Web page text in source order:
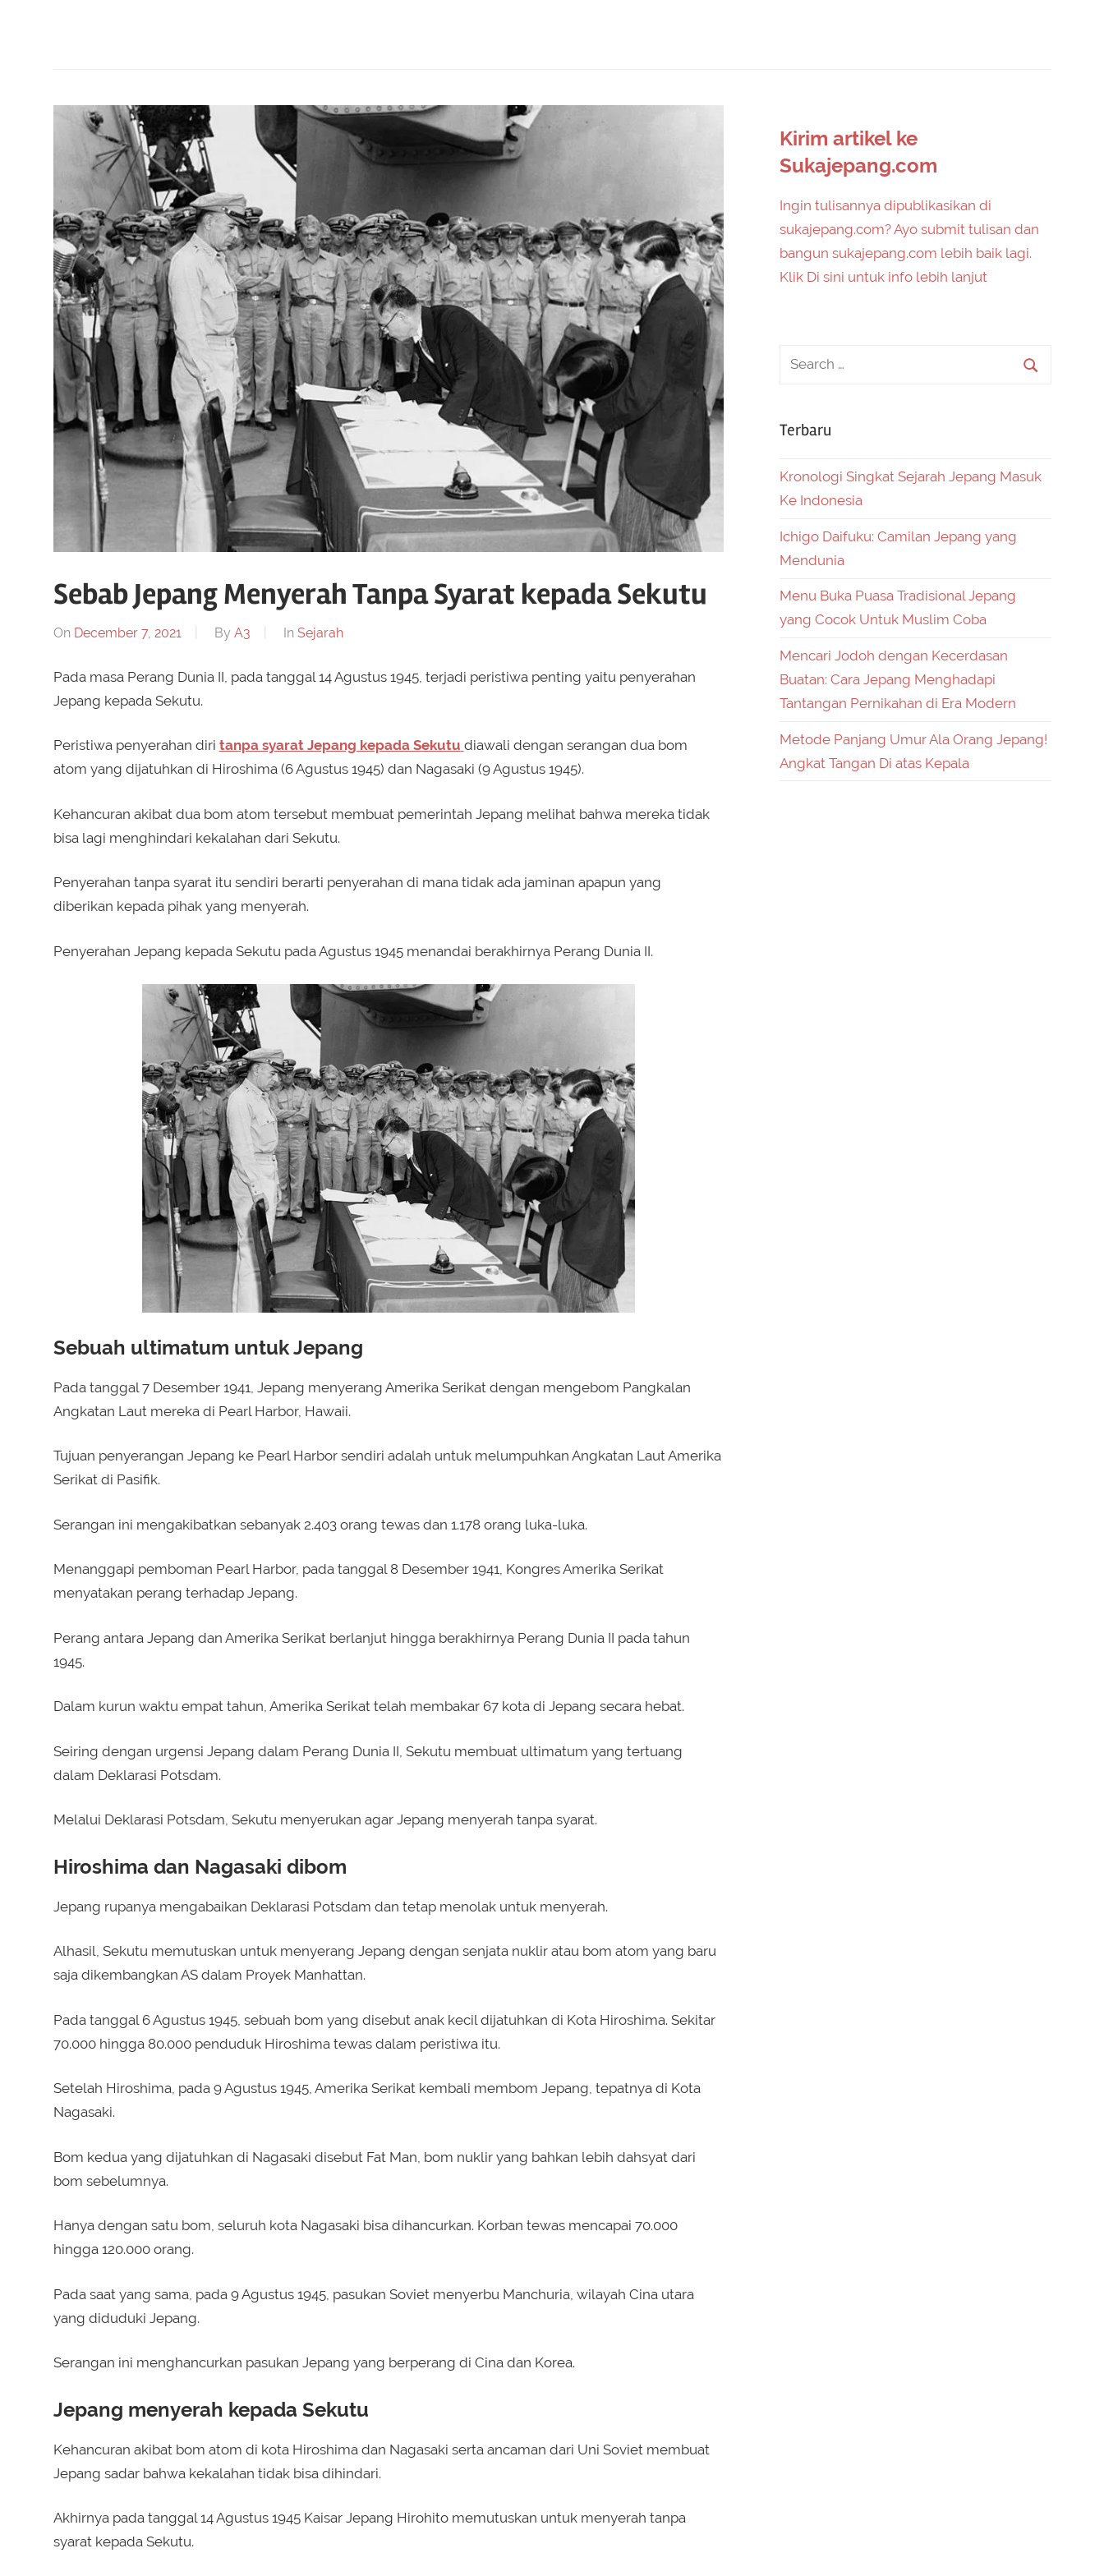
lainnya
seputar
Jepang
Sebab Jepang Menyerah Tanpa Syarat kepada Sekutu
On December 7, 2021 By A3 In Sejarah
Pada masa Perang Dunia II, pada tanggal 14 Agustus 1945, terjadi peristiwa penting yaitu penyerahan
Jepang kepada Sekutu.
Peristiwa penyerahan diri tanpa syarat Jepang kepada Sekutu diawali dengan serangan dua bom
atom yang dijatuhkan di Hiroshima (6 Agustus 1945) dan Nagasaki (9 Agustus 1945).
Kehancuran akibat dua bom atom tersebut membuat pemerintah Jepang melihat bahwa mereka tidak
bisa lagi menghindari kekalahan dari Sekutu.
Penyerahan tanpa syarat itu sendiri berarti penyerahan di mana tidak ada jaminan apapun yang
diberikan kepada pihak yang menyerah.
Penyerahan Jepang kepada Sekutu pada Agustus 1945 menandai berakhirnya Perang Dunia II.
Sebuah ultimatum untuk Jepang
Pada tanggal 7 Desember 1941, Jepang menyerang Amerika Serikat dengan mengebom Pangkalan
Angkatan Laut mereka di Pearl Harbor, Hawaii.
Tujuan penyerangan Jepang ke Pearl Harbor sendiri adalah untuk melumpuhkan Angkatan Laut Amerika
Serikat di Pasifik.
Serangan ini mengakibatkan sebanyak 2.403 orang tewas dan 1.178 orang luka-luka.
Menanggapi pemboman Pearl Harbor, pada tanggal 8 Desember 1941, Kongres Amerika Serikat
menyatakan perang terhadap Jepang.
Perang antara Jepang dan Amerika Serikat berlanjut hingga berakhirnya Perang Dunia II pada tahun
1945.
Dalam kurun waktu empat tahun, Amerika Serikat telah membakar 67 kota di Jepang secara hebat.
Seiring dengan urgensi Jepang dalam Perang Dunia II, Sekutu membuat ultimatum yang tertuang
dalam Deklarasi Potsdam.
Melalui Deklarasi Potsdam, Sekutu menyerukan agar Jepang menyerah tanpa syarat.
Hiroshima dan Nagasaki dibom
Jepang rupanya mengabaikan Deklarasi Potsdam dan tetap menolak untuk menyerah.
Alhasil, Sekutu memutuskan untuk menyerang Jepang dengan senjata nuklir atau bom atom yang baru
saja dikembangkan AS dalam Proyek Manhattan.
Pada tanggal 6 Agustus 1945, sebuah bom yang disebut anak kecil dijatuhkan di Kota Hiroshima. Sekitar
70.000 hingga 80.000 penduduk Hiroshima tewas dalam peristiwa itu.
Setelah Hiroshima, pada 9 Agustus 1945, Amerika Serikat kembali membom Jepang, tepatnya di Kota
Nagasaki.
Bom kedua yang dijatuhkan di Nagasaki disebut Fat Man, bom nuklir yang bahkan lebih dahsyat dari
bom sebelumnya.
Hanya dengan satu bom, seluruh kota Nagasaki bisa dihancurkan. Korban tewas mencapai 70.000
hingga 120.000 orang.
Pada saat yang sama, pada 9 Agustus 1945, pasukan Soviet menyerbu Manchuria, wilayah Cina utara
yang diduduki Jepang.
Serangan ini menghancurkan pasukan Jepang yang berperang di Cina dan Korea.
Jepang menyerah kepada Sekutu
Kehancuran akibat bom atom di kota Hiroshima dan Nagasaki serta ancaman dari Uni Soviet membuat
Jepang sadar bahwa kekalahan tidak bisa dihindari.
Akhirnya pada tanggal 14 Agustus 1945 Kaisar Jepang Hirohito memutuskan untuk menyerah tanpa
syarat kepada Sekutu.
Kirim artikel ke
Sukajepang.com
Ingin tulisannya dipublikasikan di
sukajepang.com? Ayo submit tulisan dan
bangun sukajepang.com lebih baik lagi.
Klik Di sini untuk info lebih lanjut
Terbaru
Kronologi Singkat Sejarah Jepang Masuk
Ke Indonesia
Ichigo Daifuku: Camilan Jepang yang
Mendunia
Menu Buka Puasa Tradisional Jepang
yang Cocok Untuk Muslim Coba
Mencari Jodoh dengan Kecerdasan
Buatan: Cara Jepang Menghadapi
Tantangan Pernikahan di Era Modern
Metode Panjang Umur Ala Orang Jepang!
Angkat Tangan Di atas Kepala